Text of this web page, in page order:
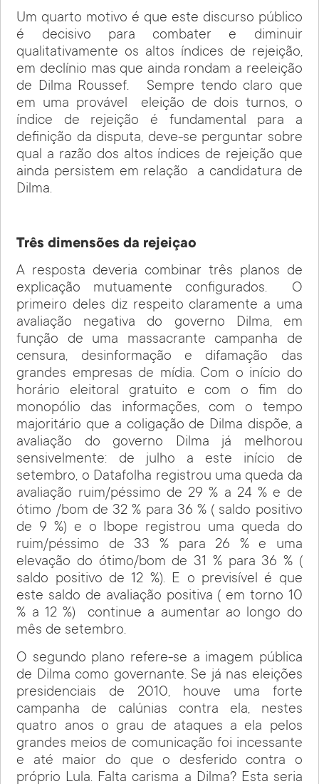
Um quarto motivo é que este discurso público
é decisivo para combater e diminuir
qualitativamente os altos índices de rejeição,
em declínio mas que ainda rondam a reeleição
de Dilma Roussef. Sempre tendo claro que
em uma provável eleição de dois turnos, o
índice de rejeição é fundamental para a
definição da disputa, deve-se perguntar sobre
qual a razão dos altos índices de rejeição que
ainda persistem em relação a candidatura de
Dilma.
Três dimensões da rejeiçao
A resposta deveria combinar três planos de
explicação mutuamente configurados. O
primeiro deles diz respeito claramente a uma
avaliação negativa do governo Dilma, em
função de uma massacrante campanha de
censura, desinformação e difamação das
grandes empresas de mídia. Com o início do
horário eleitoral gratuito e com o fim do
monopólio das informações, com o tempo
majoritário que a coligação de Dilma dispõe, a
avaliação do governo Dilma já melhorou
sensivelmente: de julho a este início de
setembro, o Datafolha registrou uma queda da
avaliação ruim/péssimo de 29 % a 24 % e de
ótimo /bom de 32 % para 36 % ( saldo positivo
de 9 %) e o Ibope registrou uma queda do
ruim/péssimo de 33 % para 26 % e uma
elevação do ótimo/bom de 31 % para 36 % (
saldo positivo de 12 %). E o previsível é que
este saldo de avaliação positiva ( em torno 10
% a 12 %) continue a aumentar ao longo do
mês de setembro.
O segundo plano refere-se a imagem pública
de Dilma como governante. Se já nas eleições
presidenciais de 2010, houve uma forte
campanha de calúnias contra ela, nestes
quatro anos o grau de ataques a ela pelos
grandes meios de comunicação foi incessante
e até maior do que o desferido contra o
próprio Lula. Falta carisma a Dilma? Esta seria